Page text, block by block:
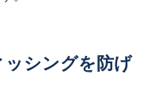
シングを防げ